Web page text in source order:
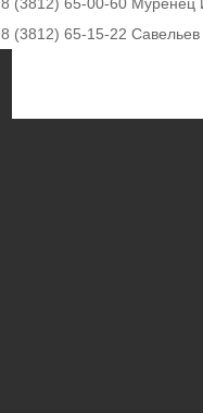
8 (3812) 65-15-22